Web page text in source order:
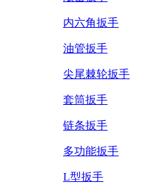
内六角扳手
油管扳手
尖尾棘轮扳手
套筒扳手
链条扳手
多功能扳手
L型扳手